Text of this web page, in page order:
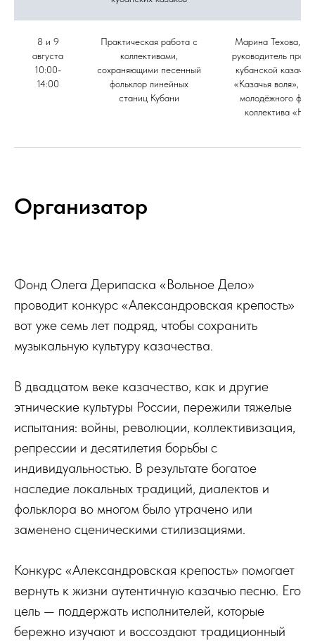
8 и 9
августа
10:00-
14:00
Практическая работа с
коллективами,
сохраняющими песенный
фольклор линейных
станиц Кубани
Марина Техова,
руководитель
кубанской
«Казачья воля»,
молодёжного
коллектива
Организатор
Фонд Олега Дерипаска «Вольное Дело»
проводит конкурс «Александровская крепость»
вот уже семь лет подряд, чтобы сохранить
музыкальную культуру казачества.
В двадцатом веке казачество, как и другие
этнические культуры России, пережили тяжелые
испытания: войны, революции, коллективизация,
репрессии и десятилетия борьбы с
индивидуальностью. В результате богатое
наследие локальных традиций, диалектов и
фольклора во многом было утрачено или
заменено сценическими стилизациями.
Конкурс «Александровская крепость» помогает
вернуть к жизни аутентичную казачью песню. Его
цель — поддержать исполнителей, которые
бережно изучают и воссоздают традиционный